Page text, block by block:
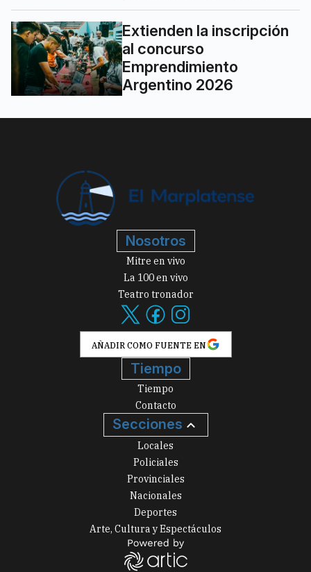
Extienden la inscripción
al concurso
Emprendimiento
Argentino 2026
Nosotros
Mitre en vivo
La 100 en vivo
Teatro tronador
AÑADIR COMO FUENTE EN
Tiempo
Tiempo
Contacto
Secciones
Locales
Policiales
Provinciales
Nacionales
Deportes
Arte, Cultura y Espectáculos